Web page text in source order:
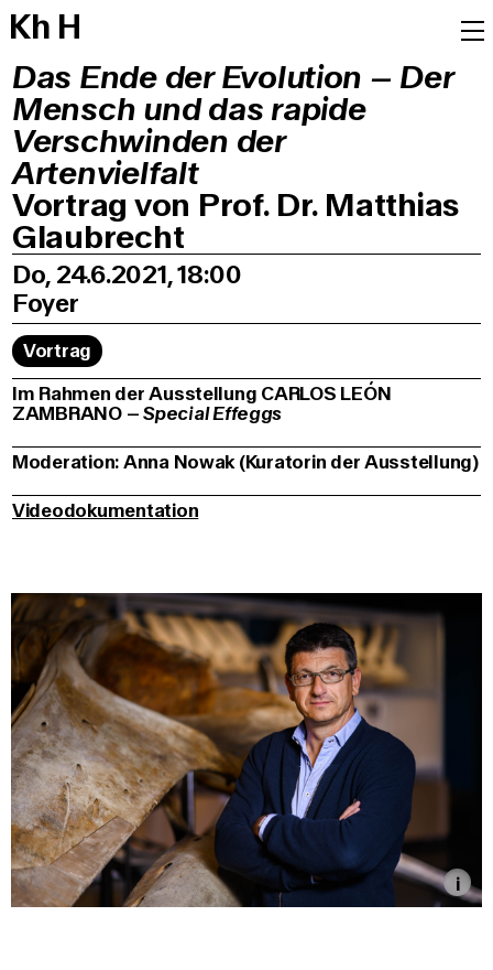
Kh H
Das Ende der Evolution – Der
Mensch und das rapide
Verschwinden der
Artenvielfalt
Vortrag von Prof. Dr. Matthias
Glaubrecht
Do, 24.6.2021, 18:00
Foyer
Vortrag
Im Rahmen der Ausstellung CARLOS LEÓN
ZAMBRANO –Special Effeggs
Moderation: Anna Nowak (Kuratorin der Ausstellung)
Videodokumentation